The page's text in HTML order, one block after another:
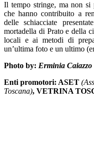
Il tempo stringe, ma non
che hanno contribuito a
delle schiacciate
mortadella di Prato e della
locali e ai metodi di
un’ultima foto e un ultimo
Photo by: Erminia Caiazzo
Enti promotori: ASET
Toscana), VETRINA